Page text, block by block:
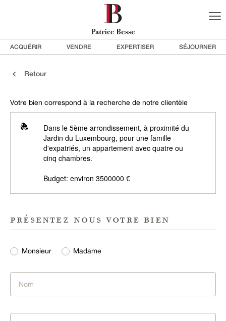
ACQUÉRIR VENDRE EXPERTISER SÉJOURNER
Retour
Votre bien correspond à la recherche de notre clientèle
Dans le 5ème arrondissement, à proximité du
Jardin du Luxembourg, pour une famille
d'expatriés, un appartement avec quatre ou
cinq chambres.
Budget: environ 3500000 €
présentez nous votre bien
Monsieur Madame